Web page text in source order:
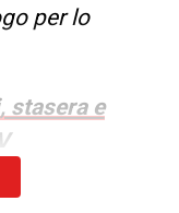
per lo
stasera e